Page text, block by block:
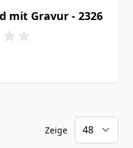
mit Gravur - 2326
Zeige